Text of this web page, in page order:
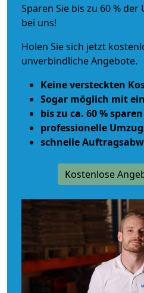
Sparen Sie bis zu 60 %
bei uns!
Holen Sie sich jetzt
unverbindliche Angebote.
Keine versteckten
Sogar möglich mit
bis zu ca. 60 % sparen
professionelle
schnelle
Kostenlose